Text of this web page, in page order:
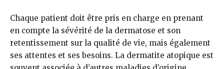
Chaque patient doit être pris en charge en prenant
en compte la sévérité de la dermatose et son
retentissement sur la qualité de vie, mais également
ses attentes et ses besoins. La dermatite atopique est